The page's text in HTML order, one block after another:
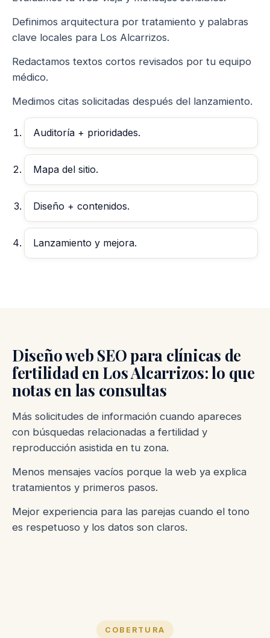
Definimos arquitectura por tratamiento y palabras
clave locales para Los Alcarrizos.
Redactamos textos cortos revisados por tu equipo
médico.
Medimos citas solicitadas después del lanzamiento.
Auditoría + prioridades.
Mapa del sitio.
Diseño + contenidos.
Lanzamiento y mejora.
Diseño web SEO para clínicas de
fertilidad en Los Alcarrizos: lo que
notas en las consultas
Más solicitudes de información cuando apareces
con búsquedas relacionadas a fertilidad y
reproducción asistida en tu zona.
Menos mensajes vacíos porque la web ya explica
tratamientos y primeros pasos.
Mejor experiencia para las parejas cuando el tono
es respetuoso y los datos son claros.
COBERTURA